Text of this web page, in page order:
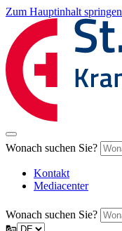
Zum Hauptinhalt springen
Wonach suchen Sie?
Kontakt
Mediacenter
Wonach suchen Sie?